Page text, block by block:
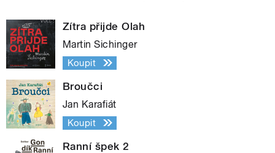
Zítra přijde Olah
Martin Sichinger
Koupit
Broučci
Jan Karafiát
Koupit
Ranní špek 2